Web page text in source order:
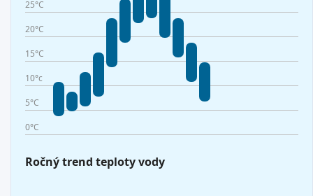
25°C
20°C
15°C
10°c
5°C
0°C
Ročný trend teploty vody